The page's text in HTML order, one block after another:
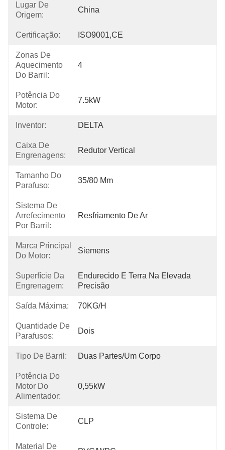
Lugar De
Origem:
China
Certificação: ISO9001,CE
Zonas De
Aquecimento
Do Barril:
4
Potência Do
Motor:
7.5kW
Inventor: DELTA
Caixa De
Engrenagens:
Redutor Vertical
Tamanho Do
Parafuso:
35/80 Mm
Sistema De
Arrefecimento
Por Barril:
Resfriamento De Ar
Marca Principal
Do Motor:
Siemens
Superfície Da
Engrenagem:
Endurecido E Terra Na Elevada
Precisão
Saída Máxima: 70KG/H
Quantidade De
Parafusos:
Dois
Tipo De Barril: Duas Partes/um Corpo
Potência Do
Motor Do
Alimentador:
0,55kW
Sistema De
Controle:
CLP
Material De